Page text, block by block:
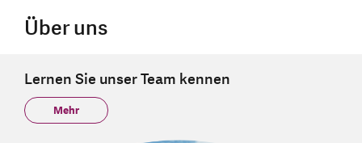
Über uns
Lernen Sie unser Team kennen
Mehr